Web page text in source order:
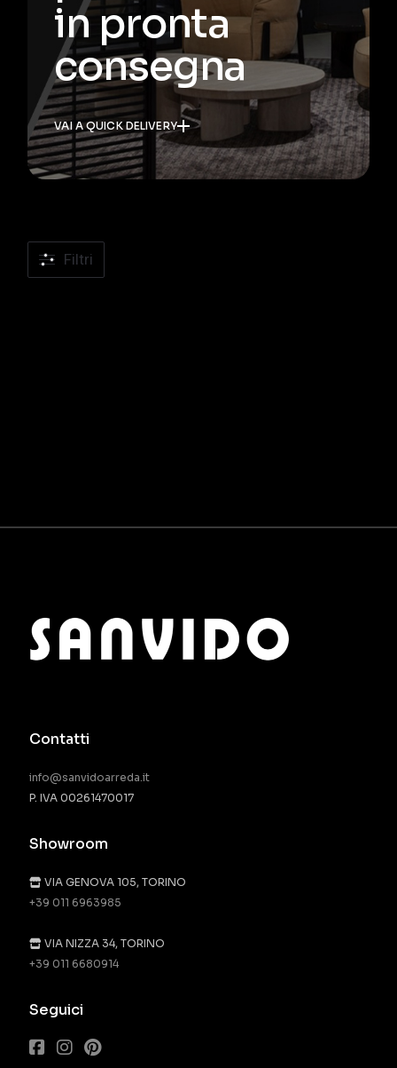
in pronta
consegna
VAI A QUICK DELIVERY
Filtri
Contatti
info@sanvidoarreda.it
P. IVA 00261470017
Showroom
VIA GENOVA 105, TORINO
+39 011 6963985
VIA NIZZA 34, TORINO
+39 011 6680914
Seguici